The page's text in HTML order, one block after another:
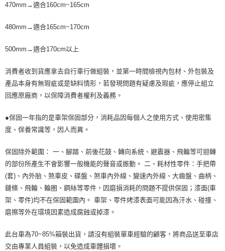
470mm→適合160cm~165cm
480mm→適合165cm~170cm
500mm→適合170cm以上
消費者收到貨應拿去自行車行做組裝，並第一時間檢視內包材、外包裝及
產品本身有無瑕疵或是缺料情形，若發現問題有疑慮及瑕疵，應停止組立
回應原廠商，以保障消費者權利及義務。
●保固一年指的是車架保固部分，消耗品因每個人之使用方式、使用密集
度、保養常識等，因人而異。
保固除外範圍： 一、腳踏、前後花鼓、轉向系統、避震器、飛輪等可迴轉
的部份所產生不會影響一般機能的聲音或振動。 二、耗材性零件：手把帶
(套)、內外胎、煞車皮、碟盤、煞車內外線、變速內外線、大齒盤、曲柄、
鏈條、飛輪、輪圈、鋼絲等零件，因磨損消耗的問題不提供保固；漆面(車
架、零件)均不在保固範圍內。 車架、零件烤漆表面可能因為汗水、碰撞、
磨擦等外在環境因素造成腐蝕或掉漆。
此台車為70~85%箱裝出貨，請沒有組裝單車經驗的顧客，將商品送至車店
交由專業人員組裝，以免造成車體損壞。